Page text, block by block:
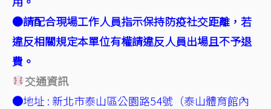
●請配合現場工作人員指示保持防疫社交距離，若
違反相關規定本單位有權請違反人員出場且不予退
費。
交通資訊
●地址 : 新北市泰山區公園路54號（泰山體育館內